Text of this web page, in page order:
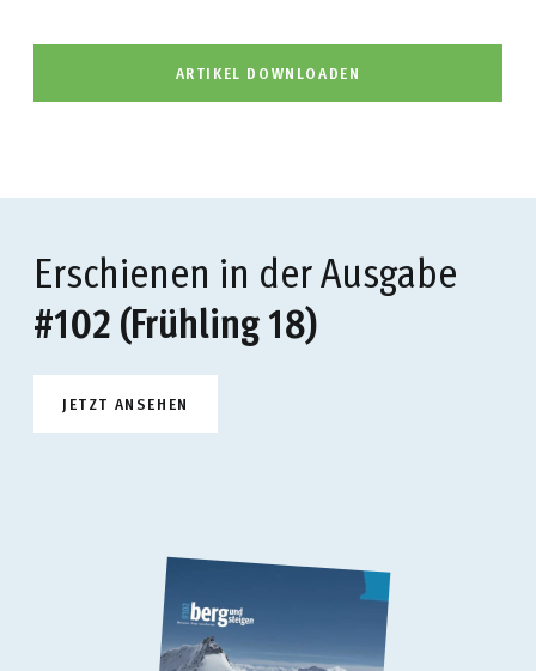
ARTIKEL DOWNLOADEN
Erschienen in der Ausgabe
#102 (Frühling 18)
JETZT ANSEHEN